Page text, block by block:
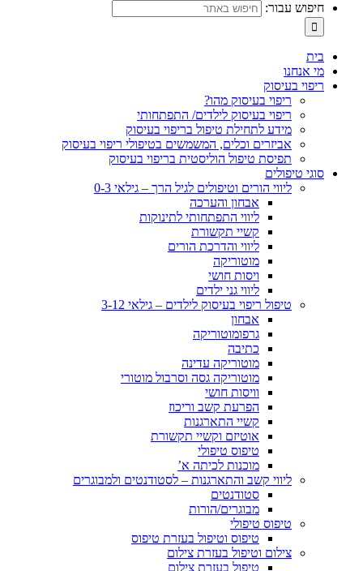
חיפוש עבור:
בית
מי אנחנו
ריפוי בעיסוק
ריפוי בעיסוק מהו?
ריפוי בעיסוק לילדים/ התפתחותי
מידע לתחילת טיפול בריפוי בעיסוק
אביזרים וכלים, המשמשים בטיפולי ריפוי בעיסוק
תפיסת טיפול הוליסטית בריפוי בעיסוק
סוגי טיפולים
ליווי הורים וטיפולים לגיל הרך – גילאי 0-3
אבחון והערכה
ליווי התפתחותי לתינוקות
קשיי תקשורת
ליווי והדרכת הורים
מוטוריקה
ויסות חושי
ליווי גני ילדים
טיפול ריפוי בעיסוק לילדים – גילאי 3-12
אבחון
גרפומוטוריקה
כתיבה
מוטוריקה עדינה
מוטוריקה גסה וסרבול מוטורי
וויסות חושי
הפרעת קשב וריכוז
קשיי התארגנות
אוטיזם וקשיי תקשורת
טיפוס טיפולי
מוכנות לכיתה א’
ליווי קשב והתארגנות – לסטודנטים ולמבוגרים
סטודנטים
מבוגרים/הורות
טיפוס טיפולי
טיפוס וטיפול בעזרת טיפוס
צילום וטיפול בעזרת צילום
טיפול בעזרת צילום